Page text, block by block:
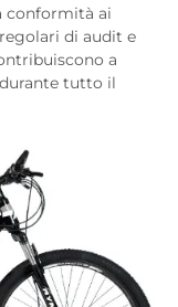
conformità ai
di audit e
a
tutto il